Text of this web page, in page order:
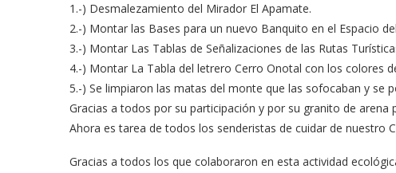
1.-) Desmalezamiento del Mirador El Apamate.
2.-) Montar las Bases para un nuevo Banquito en el Espacio
3.-) Montar Las Tablas de Señalizaciones de las Rutas
4.-) Montar La Tabla del letrero Cerro Onotal con los colores
5.-) Se limpiaron las matas del monte que las sofocaban y se
Gracias a todos por su participación y por su granito de arena
Ahora es tarea de todos los senderistas de cuidar de nuestro
Gracias a todos los que colaboraron en esta actividad